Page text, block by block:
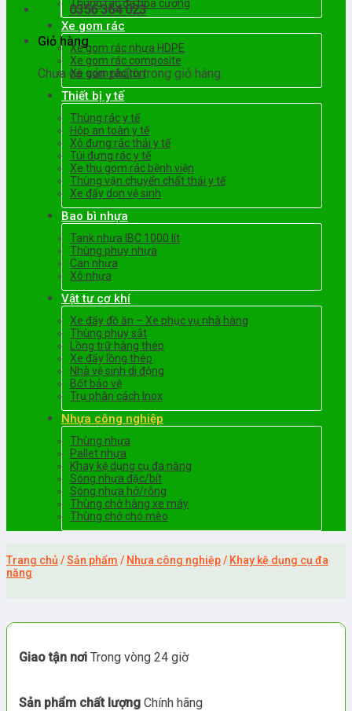
0356 364 023
Giỏ hàng
Chưa có sản phẩm trong giỏ hàng.
Thùng rác đá hoa cương
Xe gom rác
Xe gom rác nhựa HDPE
Xe gom rác composite
Xe gom rác tôn
Thiết bị y tế
Thùng rác y tế
Hộp an toàn y tế
Xô đựng rác thải y tế
Túi đựng rác y tế
Xe thu gom rác bệnh viện
Thùng vận chuyển chất thải y tế
Xe đẩy dọn vệ sinh
Bao bì nhựa
Tank nhựa IBC 1000 lít
Thùng phuy nhựa
Can nhựa
Xô nhựa
Vật tư cơ khí
Xe đẩy đồ ăn – Xe phục vụ nhà hàng
Thùng phuy sắt
Lồng trữ hàng thép
Xe đẩy lồng thép
Nhà vệ sinh di động
Bốt bảo vệ
Trụ phân cách Inox
Nhựa công nghiệp
Thùng nhựa
Pallet nhựa
Khay kệ dụng cụ đa năng
Sóng nhựa đặc/bít
Sóng nhựa hở/rỗng
Thùng chở hàng xe máy
Thùng chở chó mèo
Trang chủ /Sản phẩm / Nhựa công nghiệp/ Khay kệ dụng cụ đa
năng
Giao tận nơi Trong vòng 24 giờ
Sản phẩm chất lượng Chính hãng